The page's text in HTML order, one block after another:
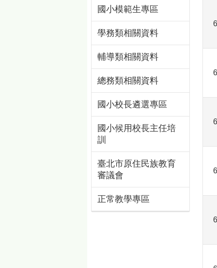
國小模範生專區
學務類相關資料
輔導類相關資料
總務類相關資料
國小校長遴選專區
國小候用校長主任培
訓
臺北市原住民族教育
審議會
正常教學專區